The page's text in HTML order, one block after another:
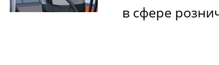
в сфере